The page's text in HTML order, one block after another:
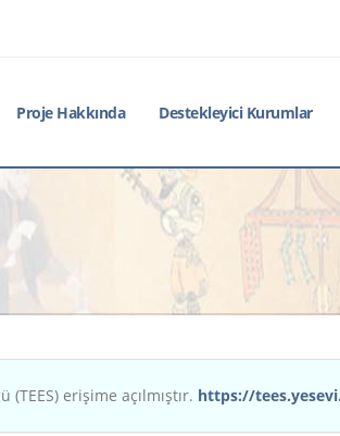
Proje Hakkında Destekleyici Kurumlar
(TEES) erişime açılmıştır. https://